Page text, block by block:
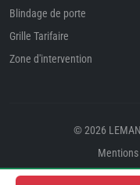
Blindage de porte
Grille Tarifaire
Zone d'intervention
© 2026